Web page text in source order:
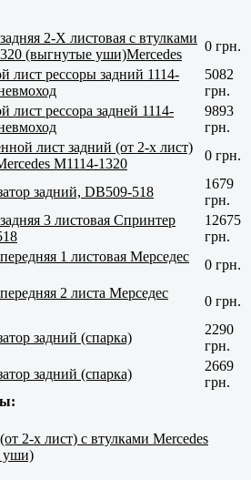
2-Х листовая c втулками
(выгнутые уши)Mercedes
0 грн.
лист рессоры задний 1114-
5082
грн.
лист рессора задней 1114-
9893
грн.
лист задний (от 2-х лист)
М1114-1320
0 грн.
задний, DB509-518
1679
грн.
3 листовая Спринтер
12675
грн.
1 листовая Мерседес
0 грн.
2 листа Мерседес
0 грн.
задний (спарка)
2290
грн.
задний (спарка)
2669
грн.
2-х лист) c втулками Mercedes
уши)